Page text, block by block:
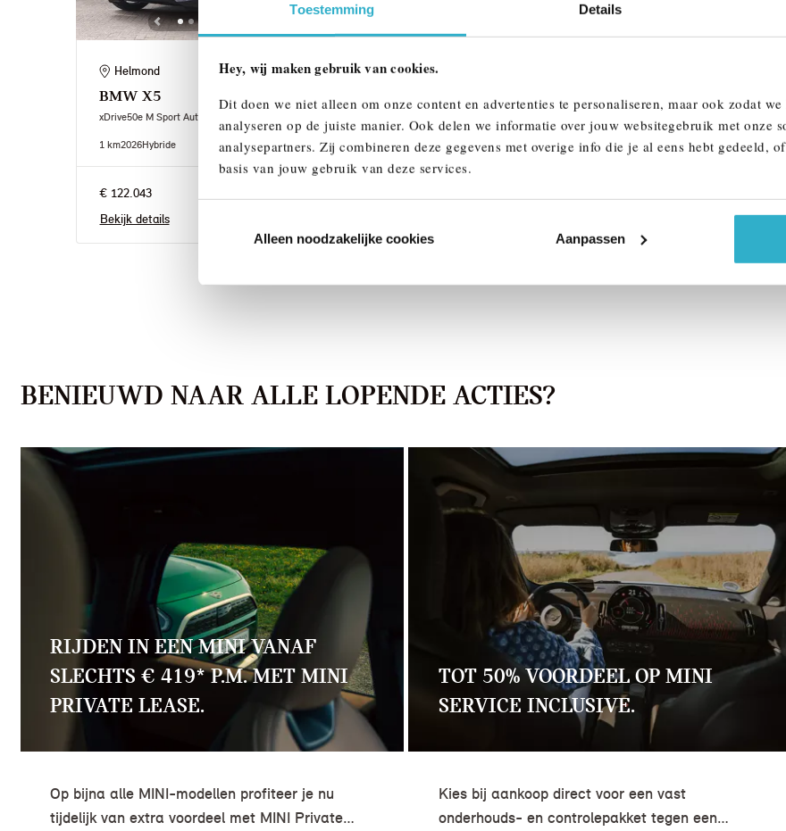
Toestemming Details
Hey, wij maken gebruik van cookies.
Dit doen we niet alleen om onze content en advertenties te personaliseren, maar ook zodat
analyseren op de juiste manier. Ook delen we informatie over jouw websitegebruik met onze
analysepartners. Zij combineren deze gegevens met overige info die je al eens hebt gedeeld,
basis van jouw gebruik van deze services.
Alleen noodzakelijke cookies Aanpassen
Helmond
BMW X5
xDrive50e M Sport Automaat
1 km2026Hybride
€ 122.043
Bekijk details
Eindhoven
1 km2026 Hybride 1 km2026 Hybride
BENIEUWD NAAR ALLE LOPENDE ACTIES?
RIJDEN IN EEN MINI VANAF
SLECHTS € 419* P.M. MET MINI
PRIVATE LEASE.
Op bijna alle MINI-modellen profiteer je nu
tijdelijk van extra voordeel met MINI Private
TOT 50% VOORDEEL OP MINI
SERVICE INCLUSIVE.
Kies bij aankoop direct voor een vast
onderhouds- en controlepakket tegen een